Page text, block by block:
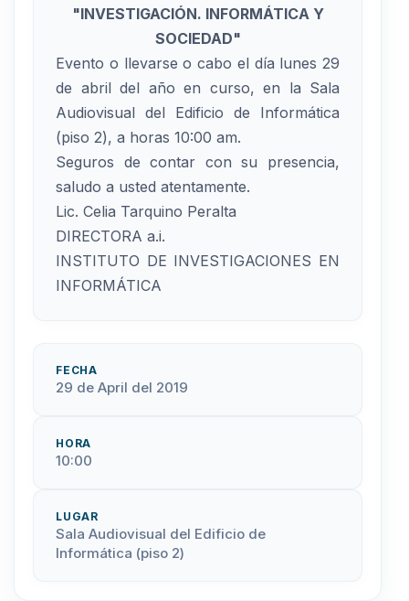
"INVESTIGACIÓN. INFORMÁTICA Y
SOCIEDAD"
Evento o llevarse o cabo el día lunes 29
de abril del año en curso, en la Sala
Audiovisual del Edificio de Informática
(piso 2), a horas 10:00 am.
Seguros de contar con su presencia,
saludo a usted atentamente.
Lic. Celia Tarquino Peralta
DIRECTORA a.i.
INSTITUTO DE INVESTIGACIONES EN
INFORMÁTICA
FECHA
29 de April del 2019
HORA
10:00
LUGAR
Sala Audiovisual del Edificio de
Informática (piso 2)